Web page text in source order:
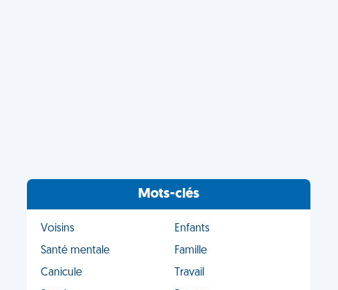
Mots-clés
Voisins
Enfants
Santé mentale
Famille
Canicule
Travail